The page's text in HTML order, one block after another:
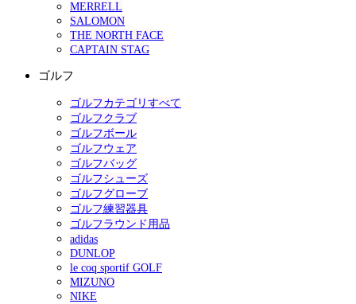
MERRELL
SALOMON
THE NORTH FACE
CAPTAIN STAG
ゴルフ
ゴルフカテゴリすべて
ゴルフクラブ
ゴルフボール
ゴルフウェア
ゴルフバッグ
ゴルフシューズ
ゴルフグローブ
ゴルフ練習器具
ゴルフラウンド用品
adidas
DUNLOP
le coq sportif GOLF
MIZUNO
NIKE